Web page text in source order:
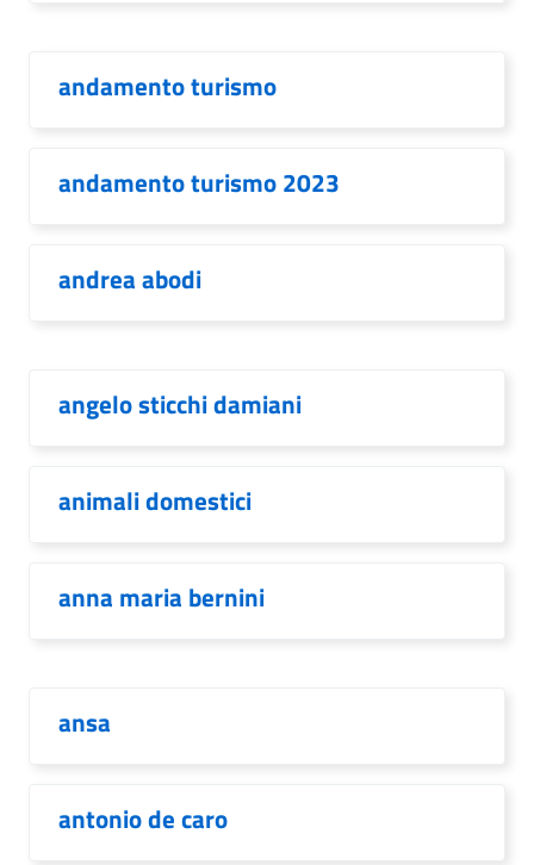
andamento turismo
andamento turismo 2023
andrea abodi
angelo sticchi damiani
animali domestici
anna maria bernini
ansa
antonio de caro